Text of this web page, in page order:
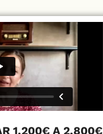
1.200€ A 2.800€